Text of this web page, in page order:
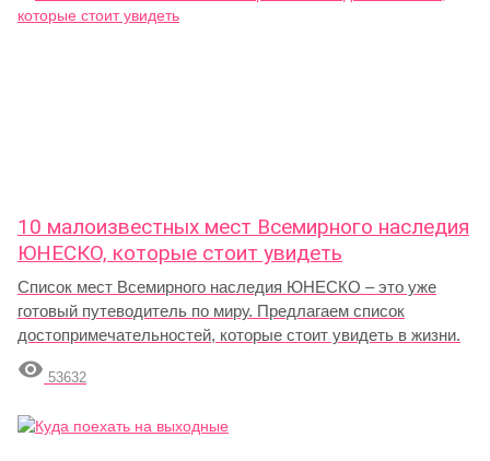
10 малоизвестных мест Всемирного наследия
ЮНЕСКО, которые стоит увидеть
Список мест Всемирного наследия ЮНЕСКО – это уже
готовый путеводитель по миру. Предлагаем список
достопримечательностей, которые стоит увидеть в жизни.
 53632